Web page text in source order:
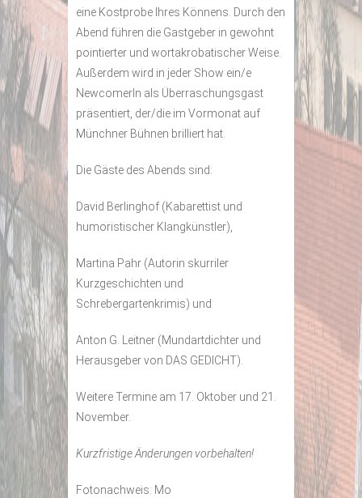
eine Kostprobe Ihres Könnens. Durch den
Abend führen die Gastgeber in gewohnt
pointierter und wortakrobatischer Weise.
Außerdem wird in jeder Show ein/e
NewcomerIn als Überraschungsgast
präsentiert, der/die im Vormonat auf
Münchner Bühnen brilliert hat.
Die Gäste des Abends sind:
David Berlinghof (Kabarettist und
humoristischer Klangkünstler),
Martina Pahr (Autorin skurriler
Kurzgeschichten und
Schrebergartenkrimis) und
Anton G. Leitner (Mundartdichter und
Herausgeber von DAS GEDICHT).
Weitere Termine am 17. Oktober und 21.
November.
Kurzfristige Änderungen vorbehalten!
Fotonachweis: Mo